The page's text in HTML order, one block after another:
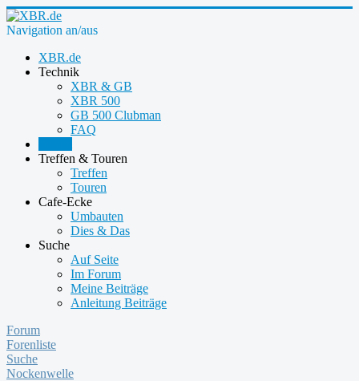
Navigation an/aus
XBR.de
Technik
XBR & GB
XBR 500
GB 500 Clubman
FAQ
Treffen & Touren
Treffen
Touren
Cafe-Ecke
Umbauten
Dies & Das
Suche
Auf Seite
Im Forum
Meine Beiträge
Anleitung Beiträge
Forum
Forenliste
Suche
Nockenwelle